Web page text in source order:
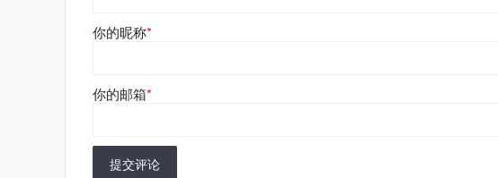
你的昵称*
你的邮箱*
提交评论